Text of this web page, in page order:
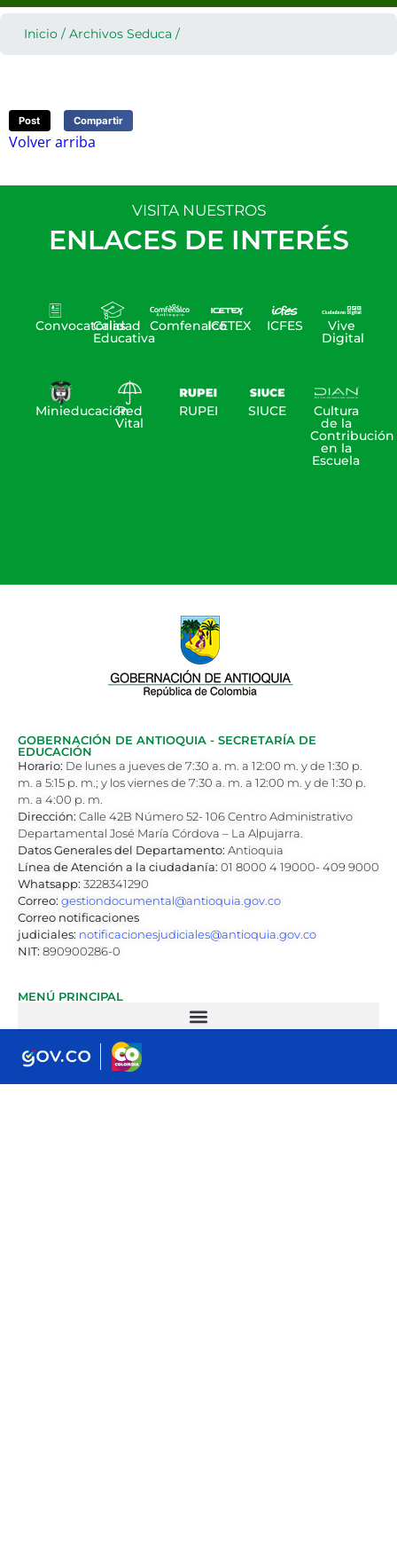
Inicio / Archivos Seduca /
Post Compartir
Volver arriba
VISITA NUESTROS
ENLACES DE INTERÉS
Convocatorias
Calidad
Educativa
ComfenalcoICETEX ICFES Vive
Digital
MinieducaciónRed
Vital
RUPEI SIUCE Cultura
de la
Contribución
en la
Escuela
GOBERNACIÓN DE ANTIOQUIA - SECRETARÍA DE
EDUCACIÓN
Horario: De lunes a jueves de 7:30 a. m. a 12:00 m. y de 1:30 p.
m. a 5:15 p. m.; y los viernes de 7:30 a. m. a 12:00 m. y de 1:30 p.
m. a 4:00 p. m.
Dirección: Calle 42B Número 52- 106 Centro Administrativo
Departamental José María Córdova – La Alpujarra.
Datos Generales del Departamento: Antioquia
Línea de Atención a la ciudadanía: 01 8000 4 19000- 409 9000
Whatsapp: 3228341290
Correo: gestiondocumental@antioquia.gov.co
Correo notificaciones
judiciales: notificacionesjudiciales@antioquia.gov.co
NIT: 890900286-0
MENÚ PRINCIPAL